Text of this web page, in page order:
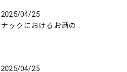
2025/04/25
スナックにおけるお酒の多彩さと楽しみ方
2025/04/25